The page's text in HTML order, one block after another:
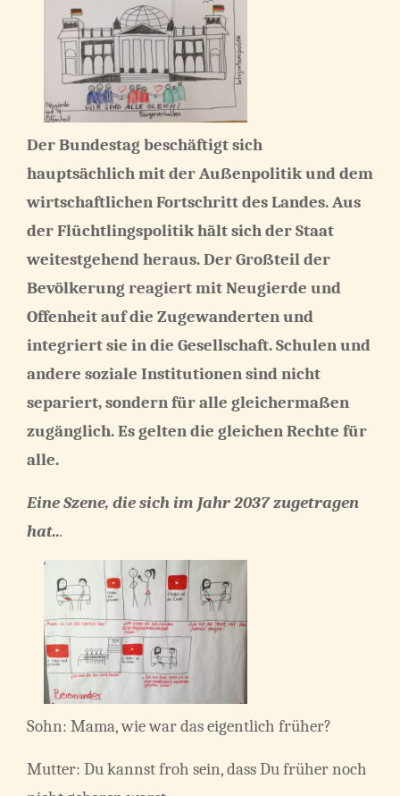
Der Bundestag beschäftigt sich
hauptsächlich mit der Außenpolitik und dem
wirtschaftlichen Fortschritt des Landes. Aus
der Flüchtlingspolitik hält sich der Staat
weitestgehend heraus. Der Großteil der
Bevölkerung reagiert mit Neugierde und
Offenheit auf die Zugewanderten und
integriert sie in die Gesellschaft. Schulen und
andere soziale Institutionen sind nicht
separiert, sondern für alle gleichermaßen
zugänglich. Es gelten die gleichen Rechte für
alle.
Eine Szene, die sich im Jahr 2037 zugetragen
hat...
Sohn: Mama, wie war das eigentlich früher?
Mutter: Du kannst froh sein, dass Du früher noch